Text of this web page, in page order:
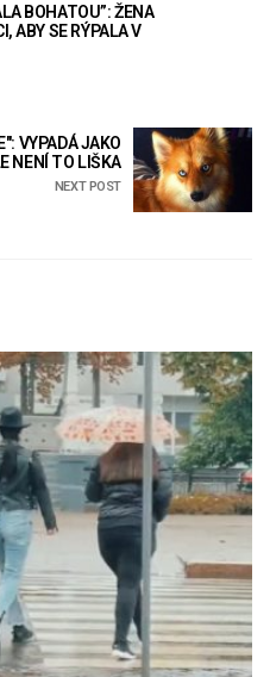
BOHATOU”: ŽENA
ABY SE RÝPALA V
VYPADÁ JAKO
NENÍ TO LIŠKA
NEXT POST